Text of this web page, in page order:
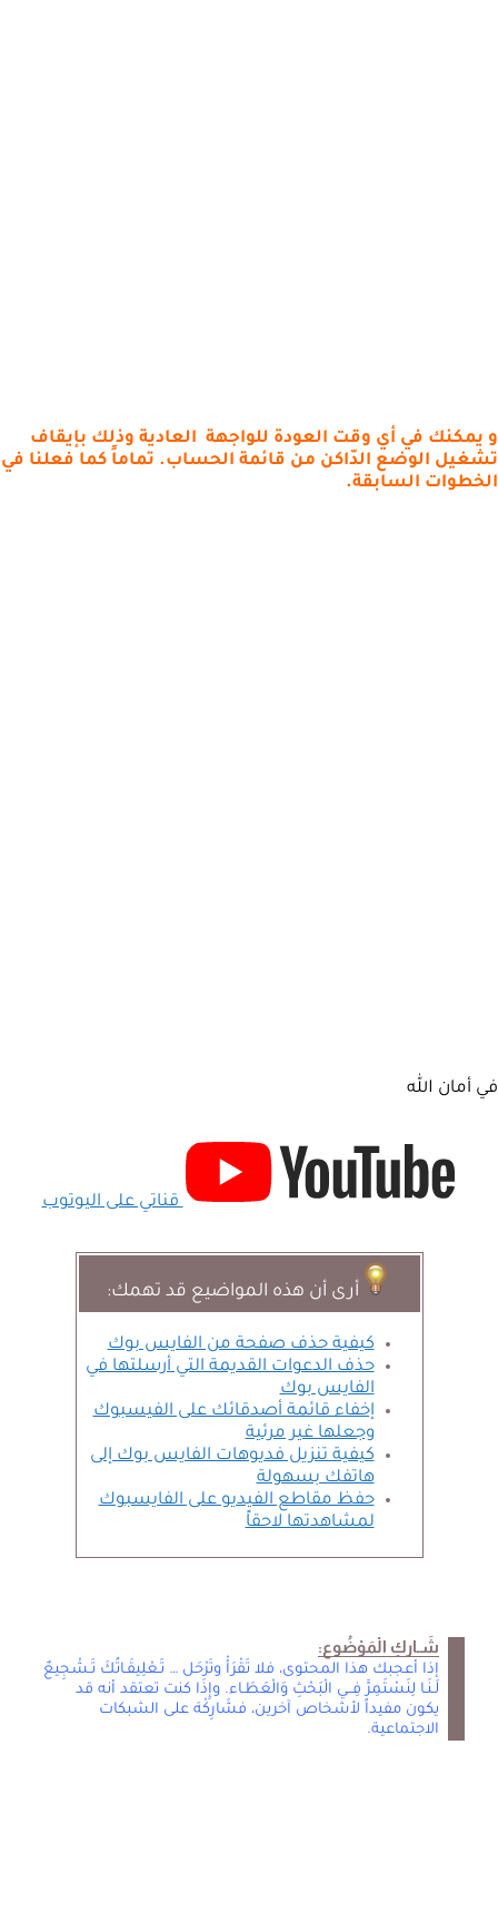
و يمكنك في أي وقت العودة للواجهة العادية وذلك بإيقاف
تشغيل الوضع الدّاكن من قائمة الحساب. تماماً كما فعلنا في
الخطوات السابقة.
في أمان الله
قناتي على اليوتوب
أرى أن هذه المواضيع قد تهمك:
كيفية حذف صفحة من الفايس بوك
حذف الدعوات القديمة التي أرسلتها في
الفايس بوك
إخفاء قائمة أصدقائك على الفيسبوك
وجعلها غير مرئية
كيفية تنزيل فديوهات الفايس بوك إلى
هاتفك بسهولة
حفظ مقاطع الفيديو على الفايسبوك
لمشاهدتها لاحقاً
شَـاركِ الْمَوْضُوع:
إذا أعجبك هذا المحتوى، فلا تَقْرَأْ وتَرْحَل … تَـعْلِيقَـاتُكَ تَـشْجِيعٌ
لَـنَـا لِنَسْتَمِرَّ فِــي الْبَحْثِ وَالْعَطَـاء. وإِذَا كنت تعتقد أنه قد
يكون مفيداً لأشخاص آخرين، فشَارِكْهَ على الشبكات
الاجتماعية.